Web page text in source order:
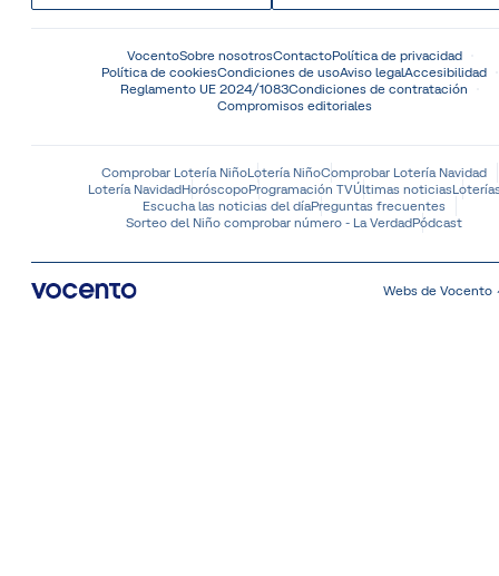
VocentoSobre nosotrosContactoPolítica de privacidad
Política de cookiesCondiciones de usoAviso legalAccesibilidad
Reglamento UE 2024/1083Condiciones de contratación
Compromisos editoriales
Comprobar Lotería NiñoLotería NiñoComprobar Lotería Navidad
Lotería NavidadHoróscopoProgramación TVÚltimas noticias
Escucha las noticias del díaPreguntas frecuentes
Sorteo del Niño comprobar número - La VerdadPódcast
Webs de Vocento